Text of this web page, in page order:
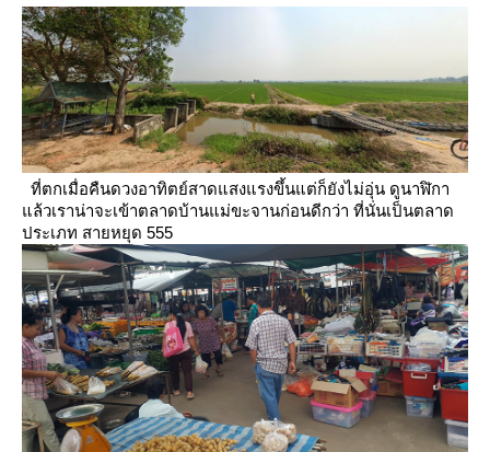
ที่ตกเมื่อคืนดวงอาทิตย์สาดแสงแรงขึ้นแต่ก็ยังไม่อุ่น ดูนาฬิกา
ล้วเราน่าจะเข้าตลาดบ้านแม่ขะจานก่อนดีกว่า ที่นั่นเป็นตลาด
ประเภท สายหยุด 555